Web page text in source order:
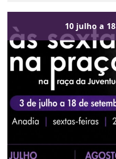
10 julho a 18